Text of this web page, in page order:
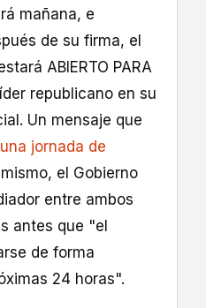
mañana, e
de su firma, el
ABIERTO PARA
republicano en su
Un mensaje que
una jornada de
el Gobierno
entre ambos
antes que "el
de forma
24 horas".